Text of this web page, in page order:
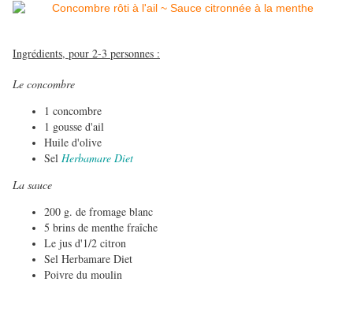
Ingrédients, pour 2-3 personnes :
Le concombre
1 concombre
1 gousse d'ail
Huile d'olive
Sel Herbamare Diet
La sauce
200 g. de fromage blanc
5 brins de menthe fraîche
Le jus d'1/2 citron
Sel Herbamare Diet
Poivre du moulin